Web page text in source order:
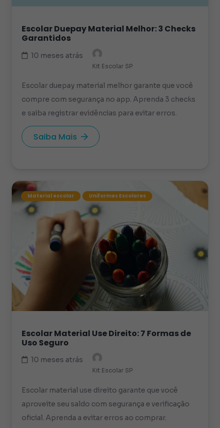
Escolar Duepay Material Melhor: 3 Checks
Garantidos
10 meses atrás
Kit Escolar SP
Escolar duepay material melhor garante que você
compre com segurança no app. Aprenda 3 checks
e saiba registrar evidências para evitar erros.
Saiba Mais
Material escolar Uniformes Escolares
Escolar Material Use Direito: 7 Formas de
Uso Seguro
10 meses atrás
Kit Escolar SP
Escolar material use direito garante que você
aproveite seu saldo com segurança e verificação
oficial. Aprenda a evitar erros ao comprar.